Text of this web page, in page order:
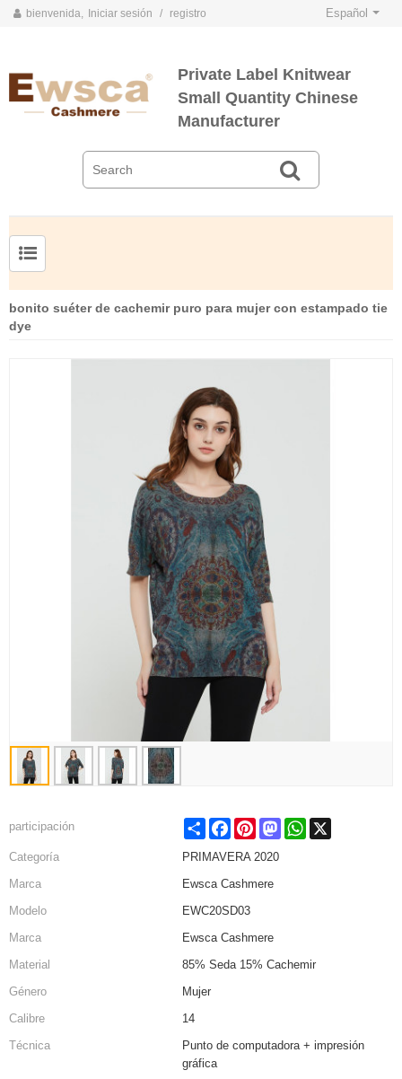
bienvenida, Iniciar sesión / registro Español
Private Label Knitwear
Small Quantity Chinese
Manufacturer
bonito suéter de cachemir puro para mujer con estampado tie
dye
participación Share FacebookPinterestMastodonWhatsApp
Categoría
PRIMAVERA 2020
Marca
Ewsca Cashmere
Modelo
EWC20SD03
Marca
Ewsca Cashmere
Material
85% Seda 15% Cachemir
Género
Mujer
Calibre
14
Técnica
Punto de computadora + impresión
gráfica